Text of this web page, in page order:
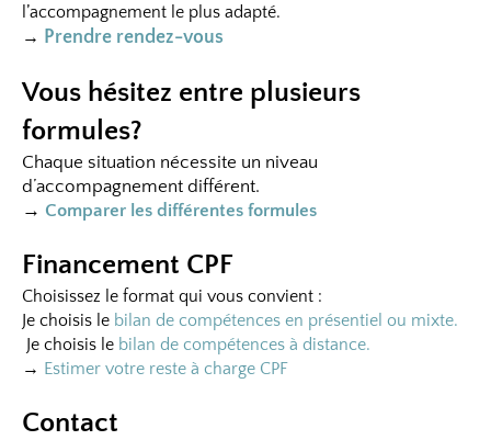
l’accompagnement le plus adapté.
→ Prendre rendez-vous
Vous hésitez entre plusieurs
formules?
Chaque situation nécessite un niveau
d’accompagnement différent.
→ Comparer les différentes formules
Financement CPF
Choisissez le format qui vous convient :
Je choisis le bilan de compétences en présentiel ou mixte.
Je choisis le bilan de compétences à distance.
→ Estimer votre reste à charge CPF
Contact